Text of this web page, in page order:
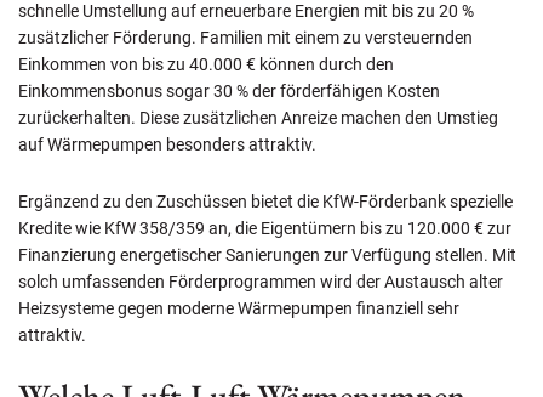
schnelle Umstellung auf erneuerbare Energien mit bis zu 20 %
zusätzlicher Förderung. Familien mit einem zu versteuernden
Einkommen von bis zu 40.000 € können durch den
Einkommensbonus sogar 30 % der förderfähigen Kosten
zurückerhalten. Diese zusätzlichen Anreize machen den Umstieg
auf Wärmepumpen besonders attraktiv.
Ergänzend zu den Zuschüssen bietet die KfW-Förderbank spezielle
Kredite wie KfW 358/359 an, die Eigentümern bis zu 120.000 € zur
Finanzierung energetischer Sanierungen zur Verfügung stellen. Mit
solch umfassenden Förderprogrammen wird der Austausch alter
Heizsysteme gegen moderne Wärmepumpen finanziell sehr
attraktiv.